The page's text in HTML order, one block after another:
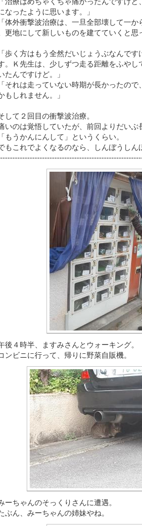
なったように思います。」
体外衝撃波治療は、一旦全部壊して一か
更地にして新しいものを建てていくと思
歩く方はもう全然だいじょうぶなんです
。Ｋ先生は、少しずつ走る距離をふや
たんですけど。」
それは走っていない時期が長かったので
もしれません。」
して２回目の衝撃波治療。
いのは覚悟していたが、前回よりだいぶ
もうかんにんして」というくらい。
もこれでよくなるのなら、しんぼうしん
後４時半、ますみさんとウォーキング。
ンビニに行って、帰りに野菜自販機。
ーちゃんのそっくりさんに遭遇。
ぶん、みーちゃんの姉妹やね。